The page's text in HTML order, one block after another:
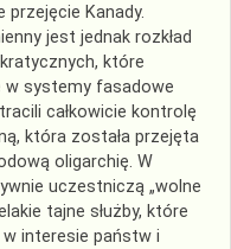
przejęcie Kanady.
jest jednak rozkład
które
w systemy fasadowe
całkowicie kontrolę
która została przejęta
oligarchię. W
uczestniczą „wolne
tajne służby, które
w interesie państw i